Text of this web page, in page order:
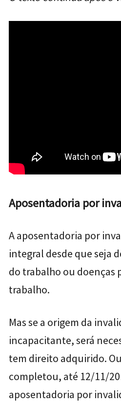
Aposentadoria por
A aposentadoria por
integral desde que seja
do trabalho ou doenças
trabalho.
Mas se a origem da
incapacitante, será
tem direito adquirido.
completou, até 12/11/
aposentadoria por